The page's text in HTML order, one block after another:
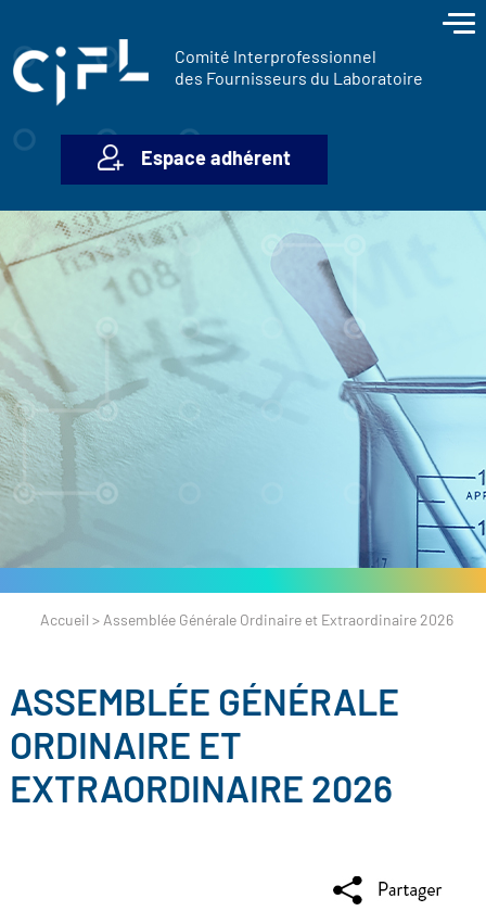
Comité Interprofessionnel
des Fournisseurs du Laboratoire
Espace adhérent
Accueil > Assemblée Générale Ordinaire et Extraordinaire 2026
ASSEMBLÉE GÉNÉRALE
ORDINAIRE ET
EXTRAORDINAIRE 2026